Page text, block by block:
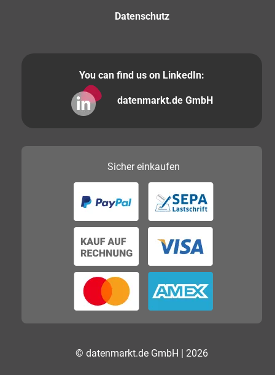
Datenschutz
You can find us on LinkedIn:
datenmarkt.de GmbH
Sichereinkaufen
© datenmarkt.de GmbH | 2026